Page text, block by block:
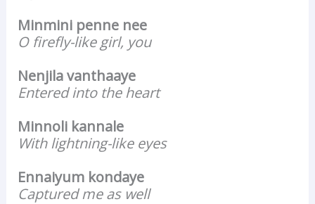
Minmini penne nee
O firefly-like girl, you
Nenjila vanthaaye
Entered into the heart
Minnoli kannale
With lightning-like eyes
Ennaiyum kondaye
Captured me as well